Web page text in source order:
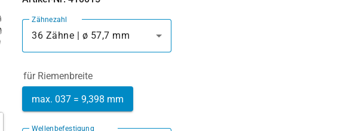
Zähnezahl
36 Zähne | ø 57,7 mm
für Riemenbreite
max. 037 = 9,398 mm
Wellenbefestigung